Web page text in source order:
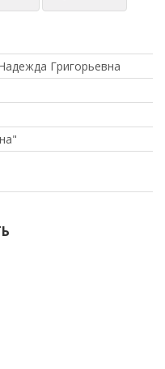
Григорьевна